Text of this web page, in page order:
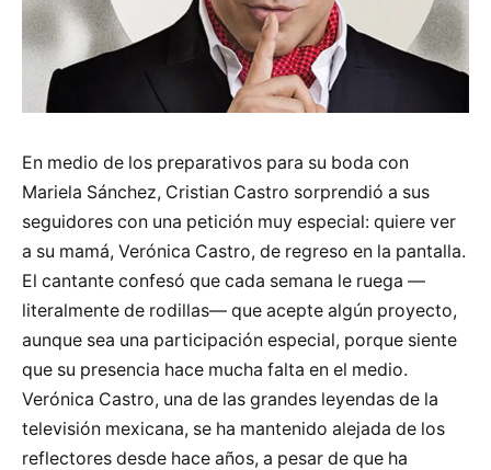
En medio de los preparativos para su boda con
Mariela Sánchez, Cristian Castro sorprendió a sus
seguidores con una petición muy especial: quiere ver
a su mamá, Verónica Castro, de regreso en la pantalla.
El cantante confesó que cada semana le ruega —
literalmente de rodillas— que acepte algún proyecto,
aunque sea una participación especial, porque siente
que su presencia hace mucha falta en el medio.
Verónica Castro, una de las grandes leyendas de la
televisión mexicana, se ha mantenido alejada de los
reflectores desde hace años, a pesar de que ha